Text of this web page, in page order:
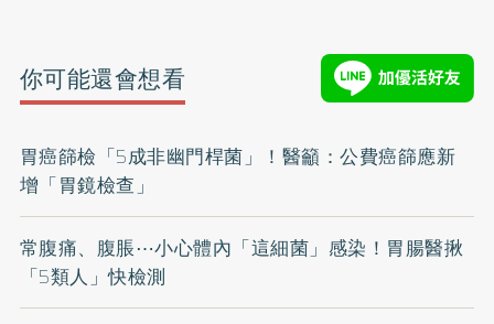
你可能還會想看
胃癌篩檢「5成非幽門桿菌」！醫籲：公費癌篩應新
增「胃鏡檢查」
常腹痛、腹脹⋯小心體內「這細菌」感染！胃腸醫揪
「5類人」快檢測